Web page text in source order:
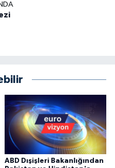
ABD Dışişleri Bakanlığından